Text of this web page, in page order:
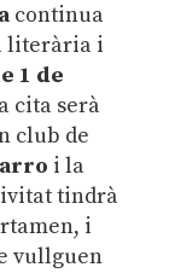
continua
literària i
1 de
cita serà
club de
i la
tindrà
i
vullguen